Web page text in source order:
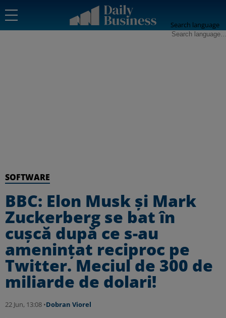
Search language
SOFTWARE
BBC: Elon Musk şi Mark
Zuckerberg se bat în
cuşcă după ce s-au
ameninţat reciproc pe
Twitter. Meciul de 300 de
miliarde de dolari!
22 Jun, 13:08 •Dobran Viorel